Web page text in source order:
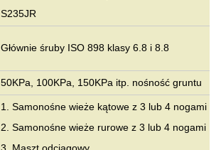
S235JR
Głównie śruby ISO 898 klasy 6.8 i 8.8
50KPa, 100KPa, 150KPa itp. nośność gruntu
1. Samonośne wieże kątowe z 3 lub 4 nogami
2. Samonośne wieże rurowe z 3 lub 4 nogami
3. Maszt odciągowy